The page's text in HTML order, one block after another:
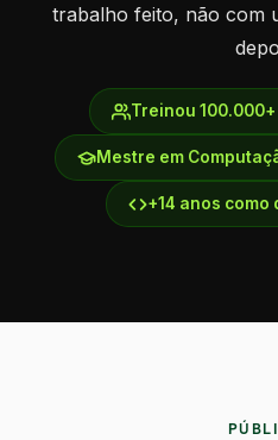
trabalho feito, não com
Treinou
Mestre em
+14 anos